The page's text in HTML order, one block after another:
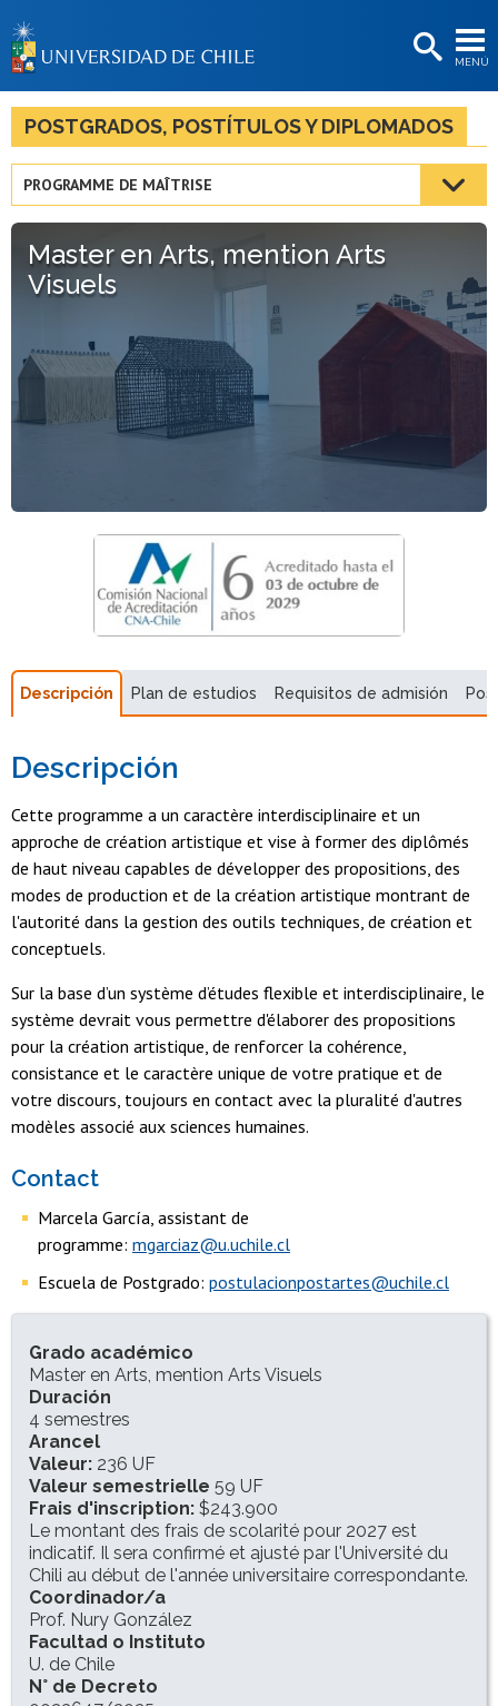
MENÚ
BIBLIOTECAS
LA UNIVERSIDAD
Estudiantes
Académicas/os
Funcionarias/os
Egresadas/os
POSTGRADOS, POSTÍTULOS Y DIPLOMADOS
PROGRAMME DE MAÎTRISE
Master en Arts, mention Arts
Visuels
Descripción Plan de estudios Requisitos de admisión
Descripción
Cette programme a un caractère interdisciplinaire et un
approche de création artistique et vise à former des diplômés
de haut niveau capables de développer des propositions, des
modes de production et de la création artistique montrant de
l'autorité dans la gestion des outils techniques, de création et
conceptuels.
Sur la base d’un système d’études flexible et interdisciplinaire, le
système devrait vous permettre d'élaborer des propositions
pour la création artistique, de renforcer la cohérence,
consistance et le caractère unique de votre pratique et de
votre discours, toujours en contact avec la pluralité d'autres
modèles associé aux sciences humaines.
Contact
Marcela García, assistant de
programme: mgarciaz@u.uchile.cl
Escuela de Postgrado: postulacionpostartes@uchile.cl
INFORMACIÓN DEL PROGRAMA
Grado académico
Master en Arts, mention Arts Visuels
Duración
4 semestres
Arancel
Valeur: 236 UF
Valeur semestrielle 59 UF
Frais d'inscription: $243.900
Le montant des frais de scolarité pour 2027 est
indicatif. Il sera confirmé et ajusté par l'Université du
Chili au début de l'année universitaire correspondante.
Coordinador/a
Prof. Nury González
Facultad o Instituto
U. de Chile
N° de Decreto